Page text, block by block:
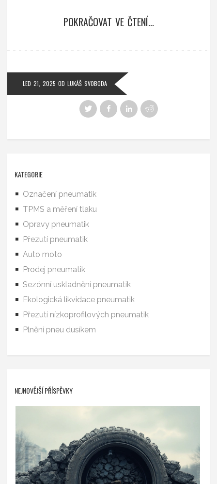
POKRAČOVAT VE ČTENÍ...
LED 21, 2025 OD LUKÁŠ SVOBODA
KATEGORIE
Označení pneumatik
TPMS a měření tlaku
Opravy pneumatik
Přezutí pneumatik
Auto moto
Prodej pneumatik
Sezónní uskladnění pneumatik
Ekologická likvidace pneumatik
Přezutí nízkoprofilových pneumatik
Plnění pneu dusíkem
NEJNOVĚJŠÍ PŘÍSPĚVKY